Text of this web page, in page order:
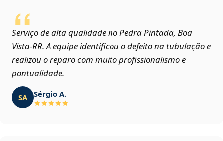
Serviço de alta qualidade no Pedra Pintada, Boa
Vista‑RR. A equipe identificou o defeito na tubulação e
realizou o reparo com muito profissionalismo e
pontualidade.
SA Sérgio A.